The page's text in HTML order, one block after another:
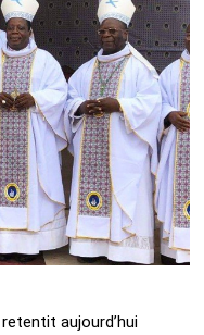
aujourd’hui